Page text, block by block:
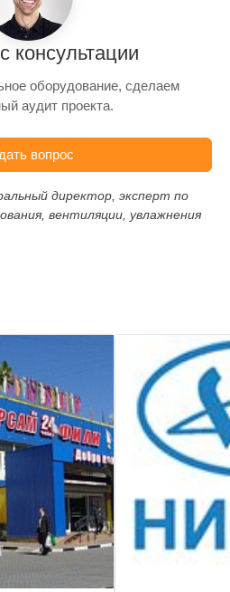
консультации
оборудование, сделаем
аудит проекта.
вопрос
директор, эксперт по
вентиляции, увлажнения